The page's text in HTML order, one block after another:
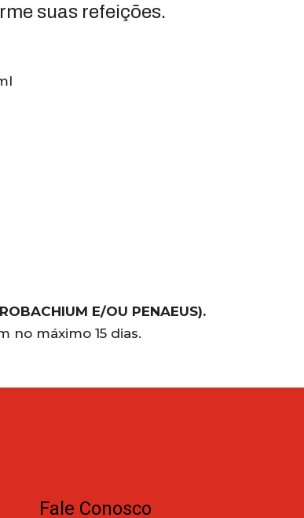
suas refeições.
E/OU PENAEUS).
no máximo 15 dias.
Fale Conosco